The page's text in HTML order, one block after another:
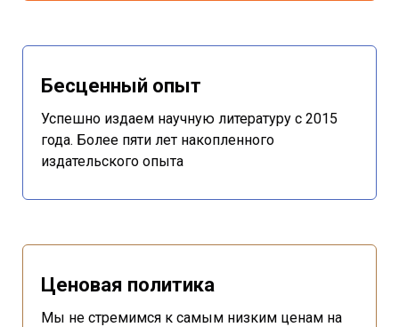
Бесценный опыт
Успешно издаем научную литературу с 2015
года. Более пяти лет накопленного
издательского опыта
Ценовая политика
Мы не стремимся к самым низким ценам на